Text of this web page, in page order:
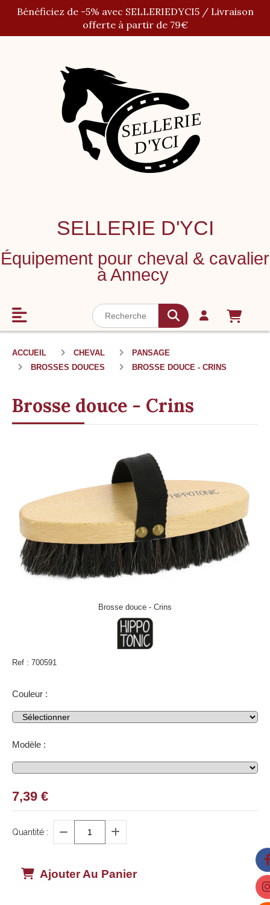
Bénéficiez de -5% avec SELLERIEDYCI5 / Livraison
offerte à partir de 79€
SELLERIE D'YCI
Équipement pour cheval & cavalier
à Annecy
ACCUEIL CHEVAL
PANSAGE
BROSSES DOUCES
BROSSE DOUCE - CRINS
Brosse douce - Crins
Brosse douce - Crins
Ref : 700591
Couleur :
Modèle :
7,39 €
Quantité :
Ajouter Au Panier